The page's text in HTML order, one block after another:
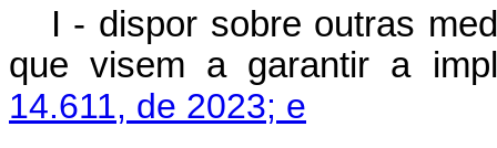
I - dispor sobre outras
que visem a garantir a
14.611, de 2023; e